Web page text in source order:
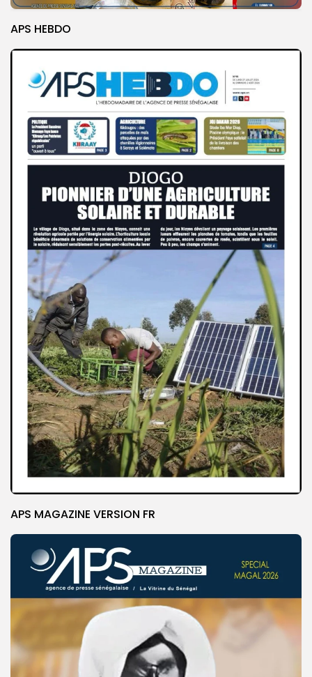
APS HEBDO
APS MAGAZINE VERSION FR